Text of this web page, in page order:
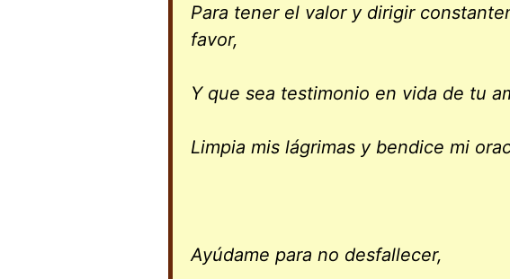
Para tener el valor y dirigir
favor,
Y que sea testimonio en vida de tu
Limpia mis lágrimas y bendice mi
Ayúdame para no desfallecer,